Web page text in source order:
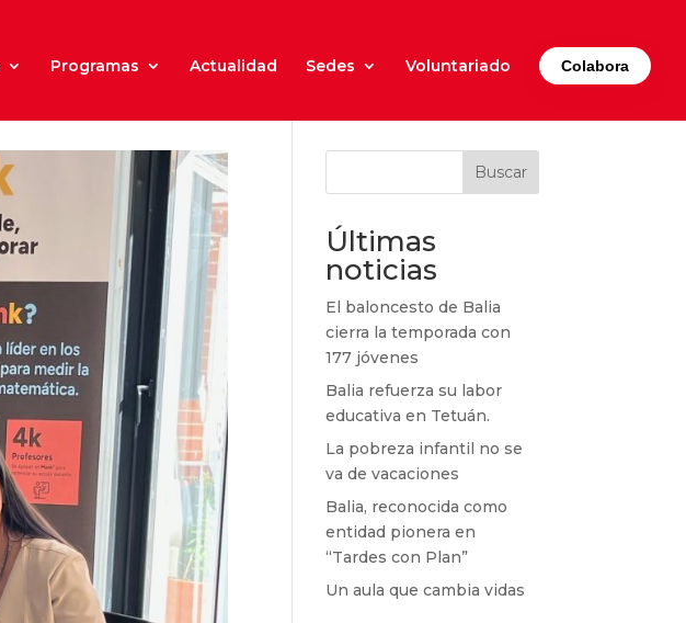
Programas Actualidad Sedes Voluntariado Colabora
Buscar
Últimas
noticias
El baloncesto de Balia
cierra la temporada con
177 jóvenes
Balia refuerza su labor
educativa en Tetuán.
La pobreza infantil no se
va de vacaciones
Balia, reconocida como
entidad pionera en
“Tardes con Plan”
Un aula que cambia vidas